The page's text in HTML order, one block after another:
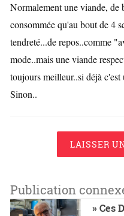
Normalement une viande,
consommée qu'au bout de 4
tendreté...de repos..comme
mode..mais une viande
toujours meilleur..si déjà
Sinon..
LAISSER
Publication
» Ces